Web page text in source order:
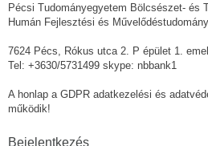
Pécsi Tudományegyetem Bölcsészet- és
Humán Fejlesztési és
7624 Pécs, Rókus utca 2. P épület 1.
Tel: +3630/5731499 skype: nbbank1
A honlap a GDPR adatkezelési és
működik!
Bejelentkezés